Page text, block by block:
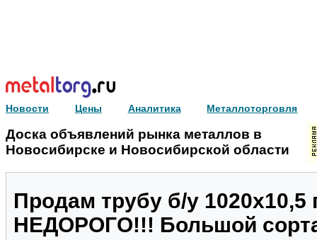
Новости Цены Аналитика Металлоторговля
Доска объявлений рынка металлов в
Новосибирске и Новосибирской области
Продам трубу б/у 1020х10,5
НЕДОРОГО!!! Большой